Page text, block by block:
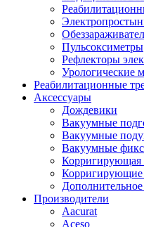
Пульсоксиметры
Рефлекторы
Урологические
Реабилитационные
Аксессуары
Дождевики
Вакуумные
Вакуумные
Вакуумные
Корригирующая
Корригирующие
Производители
Aacurat
Aceso